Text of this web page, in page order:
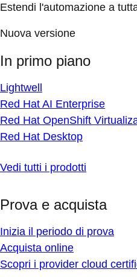
Estendi l'automazione a
Nuova versione
In primo piano
Lightwell
Red Hat AI Enterprise
Red Hat OpenShift
Red Hat Desktop
Vedi tutti i prodotti
Prova e acquista
Inizia il periodo di prova
Acquista online
Scopri i provider cloud